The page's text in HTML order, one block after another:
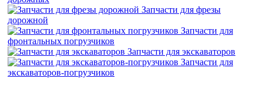
Запчасти для фрезы
дорожной
Запчасти для
фронтальных погрузчиков
Запчасти для экскаваторов
Запчасти для
экскаваторов-погрузчиков